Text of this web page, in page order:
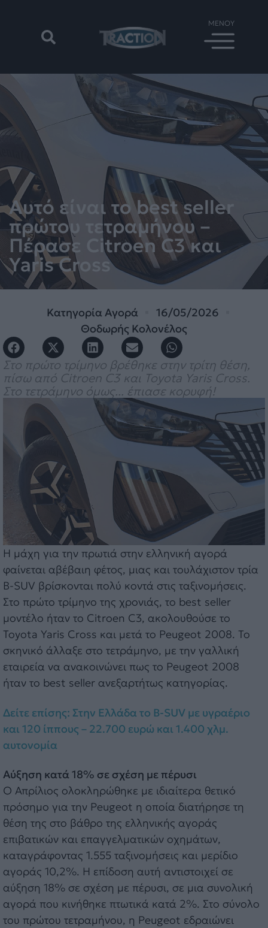
Αυτό είναι το best seller
πρώτου τετραμήνου –
Πέρασε Citroen C3 και
Yaris Cross
ΚατηγορίαΑγορά
16/05/2026
Θοδωρής Κολονέλος
Στο πρώτο τρίμηνο βρέθηκε στην τρίτη θέση,
πίσω από Citroen C3 και Toyota Yaris Cross.
Στο τετράμηνο όμως... έπιασε κορυφή!
Η μάχη για την πρωτιά στην ελληνική αγορά
φαίνεται αβέβαιη φέτος, μιας και τουλάχιστον τρία
B-SUV βρίσκονται πολύ κοντά στις ταξινομήσεις.
Στο πρώτο τρίμηνο της χρονιάς, το best seller
μοντέλο ήταν το Citroen C3, ακολουθούσε το
Toyota Yaris Cross και μετά το Peugeot 2008. Το
σκηνικό άλλαξε στο τετράμηνο, με την γαλλική
εταιρεία να ανακοινώνει πως το Peugeot 2008
ήταν το best seller ανεξαρτήτως κατηγορίας.
Δείτε επίσης: Στην Ελλάδα το B-SUV με υγραέριο
και 120 ίππους – 22.700 ευρώ και 1.400 χλμ.
αυτονομία
Αύξηση κατά 18% σε σχέση με πέρυσι
Ο Απρίλιος ολοκληρώθηκε με ιδιαίτερα θετικό
πρόσημο για την Peugeot η οποία διατήρησε τη
θέση της στο βάθρο της ελληνικής αγοράς
επιβατικών και επαγγελματικών οχημάτων,
καταγράφοντας 1.555 ταξινομήσεις και μερίδιο
αγοράς 10,2%. Η επίδοση αυτή αντιστοιχεί σε
αύξηση 18% σε σχέση με πέρυσι, σε μια συνολική
αγορά που κινήθηκε πτωτικά κατά 2%. Στο σύνολο
του πρώτου τετραμήνου, η Peugeot εδραιώνει